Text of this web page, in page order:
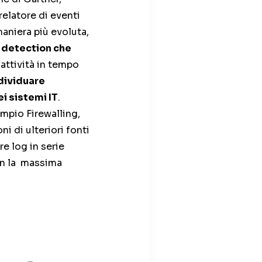
di eventi
più evoluta,
detection che
attività in tempo
sistemi IT.
Firewalling,
di ulteriori fonti
log in serie
la massima